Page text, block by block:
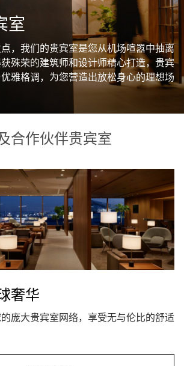
室
，我们的贵宾室是您从机场喧嚣中抽离
殊荣的建筑师和设计师精心打造，贵宾
雅格调，为您营造出放松身心的理想场
合作伙伴贵宾室
奢华
庞大贵宾室网络，享受无与伦比的舒适